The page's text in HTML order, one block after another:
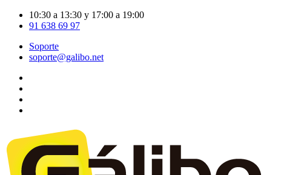
10:30 a 13:30 y 17:00 a 19:00
91 638 69 97
Soporte
soporte@galibo.net